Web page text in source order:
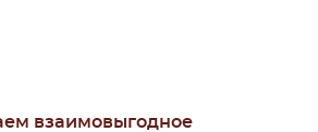
взаимовыгодное